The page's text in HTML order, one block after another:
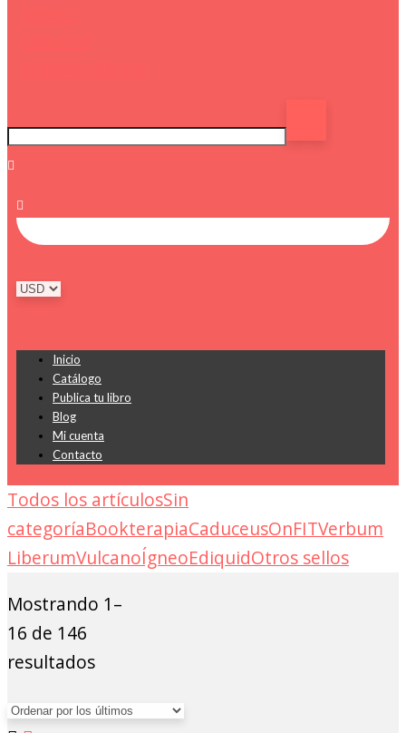
Inicio
Catálogo
Publica tu libro
Blog
Mi cuenta
Contacto
Todos los artículosSin
categoríaBookterapiaCaduceusOnFITVerbum
LiberumVulcanoÍgneoEdiquidOtros sellos
Mostrando 1–
16 de 146
resultadosOrdenado
los